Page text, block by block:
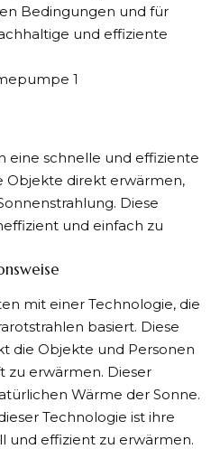
Bedingungen und für
und effiziente
eine schnelle und effiziente
Objekte direkt erwärmen,
Diese
und einfach zu
mit einer Technologie, die
basiert. Diese
die Objekte und Personen
zu erwärmen. Dieser
Wärme der Sonne.
Technologie ist ihre
und effizient zu erwärmen.